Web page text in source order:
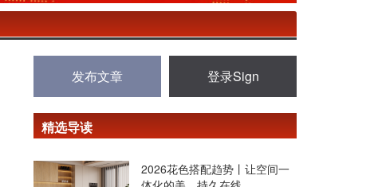
发布文章 登录Sign
精选导读
2026花色搭配趋势丨让空间一